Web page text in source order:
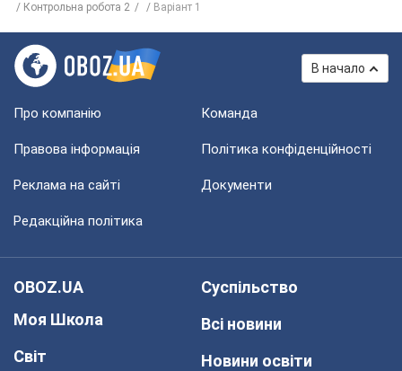
Контрольна робота 2
Варіант 1
В начало
Про компанію Команда
Правова інформація Політика конфіденційності
Реклама на сайті Документи
Редакційна політика
OBOZ.UA
Моя Школа
Світ
Суспільство
Всі новини
Новини освіти